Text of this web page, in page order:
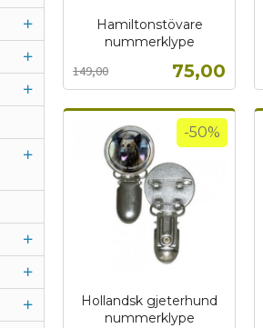
Hamiltonstövare
nummerklype
Tilbud
75,00
149,00
mva.
Kjøp
Hollandsk gjeterhund
nummerklype
-50%